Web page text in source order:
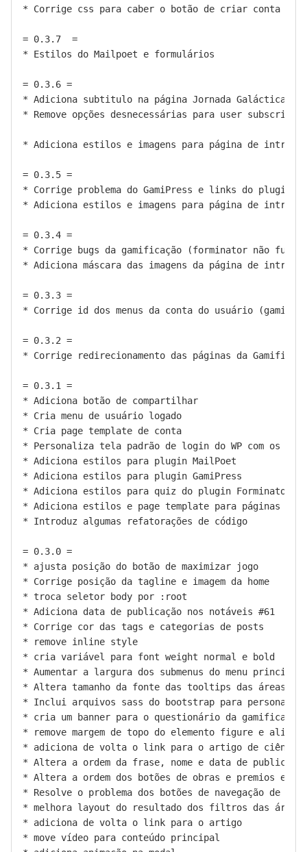
* Corrige css para caber o botão de criar conta no
= 0.3.7  =
* Estilos do Mailpoet e formulários
= 0.3.6 =
* Adiciona subtitulo na página Jornada Galáctica
* Remove opções desnecessárias para user
* Adiciona estilos e imagens para página de
= 0.3.5 =
* Corrige problema do GamiPress e links do plugin
* Adiciona estilos e imagens para página de
= 0.3.4 =
* Corrige bugs da gamificação (forminator não
* Adiciona máscara das imagens da página de
= 0.3.3 =
* Corrige id dos menus da conta do usuário
= 0.3.2 =
* Corrige redirecionamento das páginas da
= 0.3.1 =
* Adiciona botão de compartilhar
* Cria menu de usuário logado
* Cria page template de conta
* Personaliza tela padrão de login do WP com os
* Adiciona estilos para plugin MailPoet
* Adiciona estilos para plugin GamiPress
* Adiciona estilos para quiz do plugin Forminator
* Adiciona estilos e page template para páginas da
* Introduz algumas refatorações de código
= 0.3.0 =
* ajusta posição do botão de maximizar jogo
* Corrige posição da tagline e imagem da home
* troca seletor body por :root
* Adiciona data de publicação nos notáveis #61
* Corrige cor das tags e categorias de posts
* remove inline style
* cria variável para font weight normal e bold
* Aumentar a largura dos submenus do menu
* Altera tamanho da fonte das tooltips das áreas do
* Inclui arquivos sass do bootstrap para
* cria um banner para o questionário da gamificação
* remove margem de topo do elemento figure e alinha
* adiciona de volta o link para o artigo de ciência
* Altera a ordem da frase, nome e data de
* Altera a ordem dos botões de obras e premios e
* Resolve o problema dos botões de navegação de
* melhora layout do resultado dos filtros das áreas
* adiciona de volta o link para o artigo
* move vídeo para conteúdo principal